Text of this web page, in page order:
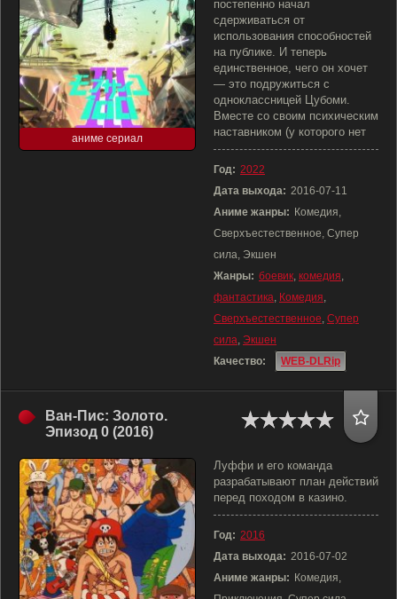
аниме сериал
постепенно начал
сдерживаться от
использования способностей
на публике. И теперь
единственное, чего он хочет
— это подружиться с
одноклассницей Цубоми.
Вместе со своим психическим
наставником (у которого нет
Год: 2022
Дата выхода: 2016-07-11
Аниме жанры: Комедия,
Сверхъестественное, Супер
сила, Экшен
Жанры: боевик, комедия,
фантастика, Комедия,
Сверхъестественное, Супер
сила, Экшен
Качество:
WEB-DLRip
Ван-Пис: Золото.
Эпизод 0 (2016)
Луффи и его команда
разрабатывают план действий
перед походом в казино.
Год: 2016
Дата выхода: 2016-07-02
Аниме жанры: Комедия,